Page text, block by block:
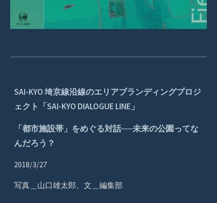
SAI-KYO 埼京線沿線のエリアブランディングプロジ
ェクト「SAI-KYO DIALOGUE LINE」
「都市施設帯」をめぐる対話──未来の公園ってな
んだろう？
2018/3/27
写真＿山口雄太郎、文＿編集部